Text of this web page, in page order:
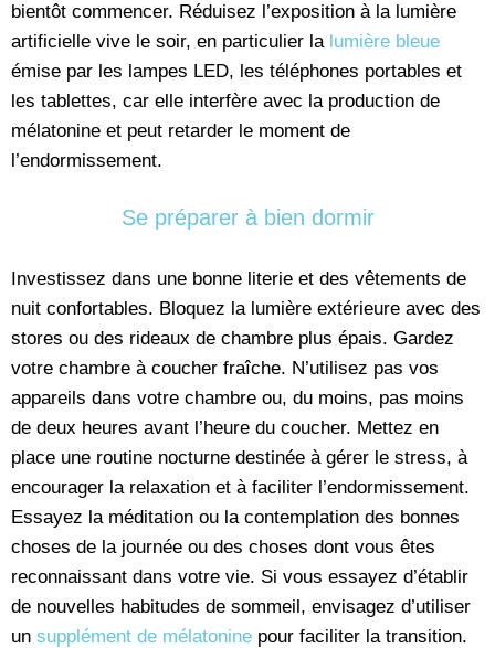
bientôt commencer. Réduisez l’exposition à la lumière
artificielle vive le soir, en particulier la lumière bleue
émise par les lampes LED, les téléphones portables et
les tablettes, car elle interfère avec la production de
mélatonine et peut retarder le moment de
l’endormissement.
Se préparer à bien dormir
Investissez dans une bonne literie et des vêtements de
nuit confortables. Bloquez la lumière extérieure avec des
stores ou des rideaux de chambre plus épais. Gardez
votre chambre à coucher fraîche. N’utilisez pas vos
appareils dans votre chambre ou, du moins, pas moins
de deux heures avant l’heure du coucher. Mettez en
place une routine nocturne destinée à gérer le stress, à
encourager la relaxation et à faciliter l’endormissement.
Essayez la méditation ou la contemplation des bonnes
choses de la journée ou des choses dont vous êtes
reconnaissant dans votre vie. Si vous essayez d’établir
de nouvelles habitudes de sommeil, envisagez d’utiliser
un supplément de mélatonine pour faciliter la transition.